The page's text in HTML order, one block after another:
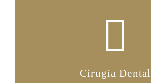
Cirugía Dental